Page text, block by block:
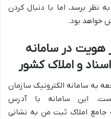
نظر برسد، اما با دنبال کردن
خواهد بود.
هویت در سامانه
و املاک کشور
به سامانه الکترونیک سازمان
این سامانه با آدرس
جامع املاک ثبت من به نشانی